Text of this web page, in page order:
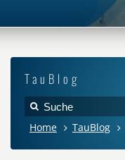
TauBlog
Home TauBlog